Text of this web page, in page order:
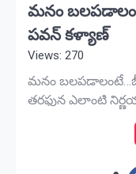
మనం
పవన్ కళ్యాణ్
Views: 270
మనం
తరఫున ఎలాంటి